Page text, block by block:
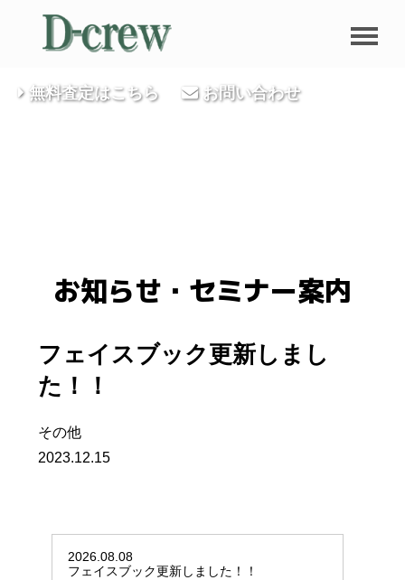
無料査定はこちら お問い合わせ
お知らせ・セミナー案内
フェイスブック更新しまし
た！！
その他
2023.12.15
2026.08.08
フェイスブック更新しました！！